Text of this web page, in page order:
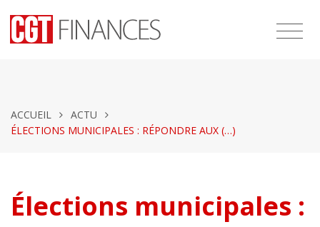
ACCUEIL
ACTU
ÉLECTIONS MUNICIPALES : RÉPONDRE AUX (…)
Élections municipales :